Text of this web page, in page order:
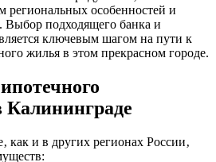
региональных особенностей и
Выбор подходящего банка и
ключевым шагом на пути к
жилья в этом прекрасном городе.
Калининграде
как и в других регионах России‚